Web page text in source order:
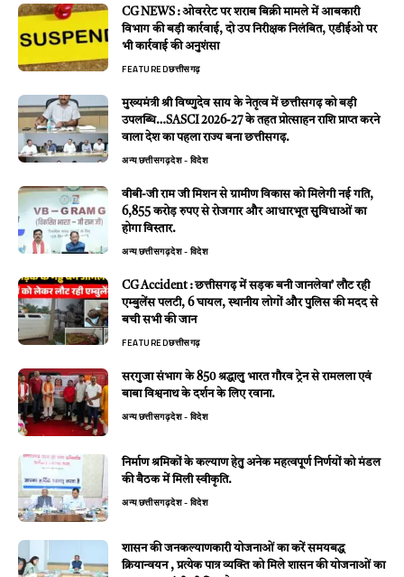
CG NEWS : ओवररेट पर शराब बिक्री मामले में आबकारी
विभाग की बड़ी कार्रवाई, दो उप निरीक्षक निलंबित, एडीईओ पर
भी कार्रवाई की अनुशंसा
FEATUREDछत्तीसगढ़
मुख्यमंत्री श्री विष्णुदेव साय के नेतृत्व में छत्तीसगढ़ को बड़ी
उपलब्धि…SASCI 2026-27 के तहत प्रोत्साहन राशि प्राप्त करने
वाला देश का पहला राज्य बना छत्तीसगढ़.
अन्यछत्तीसगढ़देश - विदेश
वीबी-जी राम जी मिशन से ग्रामीण विकास को मिलेगी नई गति,
6,855 करोड़ रुपए से रोजगार और आधारभूत सुविधाओं का
होगा विस्तार.
अन्यछत्तीसगढ़देश - विदेश
CG Accident : छत्तीसगढ़ में सड़क बनी जानलेवा’ लौट रही
एम्बुलेंस पलटी, 6 घायल, स्थानीय लोगों और पुलिस की मदद से
बची सभी की जान
FEATUREDछत्तीसगढ़
सरगुजा संभाग के 850 श्रद्धालु भारत गौरव ट्रेन से रामलला एवं
बाबा विश्वनाथ के दर्शन के लिए रवाना.
अन्यछत्तीसगढ़देश - विदेश
निर्माण श्रमिकों के कल्याण हेतु अनेक महत्वपूर्ण निर्णयों को मंडल
की बैठक में मिली स्वीकृति.
अन्यछत्तीसगढ़देश - विदेश
शासन की जनकल्याणकारी योजनाओं का करें समयबद्ध
क्रियान्वयन , प्रत्येक पात्र व्यक्ति को मिले शासन की योजनाओं का